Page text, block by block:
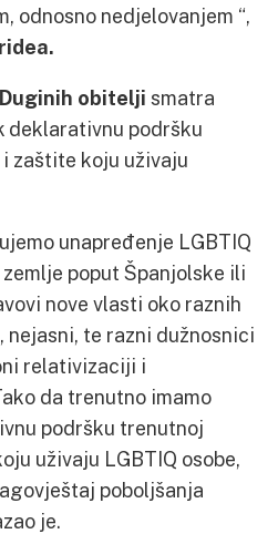
odnosno nedjelovanjem “,
Duginih obitelji smatra
deklarativnu podršku
zaštite koju uživaju
unapređenje LGBTIQ
zemlje poput Španjolske ili
nove vlasti oko raznih
nejasni, te razni dužnosnici
relativizaciji i
da trenutno imamo
podršku trenutnoj
uživaju LGBTIQ osobe,
poboljšanja
je.